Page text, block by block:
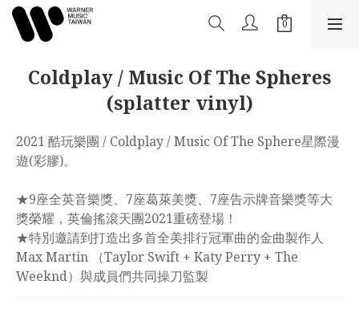
Coldplay / Music Of The Spheres
(splatter vinyl)
2021 酷玩樂團 / Coldplay / Music Of The Sphere星際漫
遊(彩膠)。
★9座全英音樂獎、7座葛萊美獎、7座告示牌音樂獎等大
獎榮耀，英倫搖滾天團2021重磅登場！
★特別邀請到打造出多首全美排行冠軍曲的金曲製作人
Max Martin （Taylor Swift + Katy Perry + The
Weeknd）與成員們共同操刀監製